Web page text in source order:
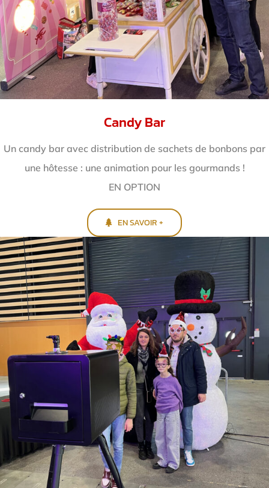
Candy Bar
Un candy bar avec distribution de sachets de bonbons par
une hôtesse : une animation pour les gourmands !
EN OPTION
EN SAVOIR +